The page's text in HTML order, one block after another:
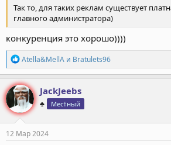
Так то, для таких реклам существует
главного администратора)
конкуренция это хорошо))))
Р
е
а
к
ц
и
и
:
Atella&MellA и Bratulets96
JackJeebs
♣️ Мес†ный
12 Мар 2024